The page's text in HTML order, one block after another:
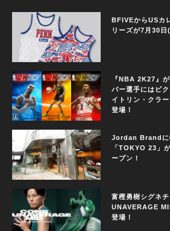
BFIVEからUSカ
リーズが7月30日
『NBA 2K27』
バー選手にはビ
イトリン・クラ
登場！
Jordan Brandに
「TOKYO 23」
ープン！
富樫勇樹シグネ
UNAVERAGE
登場！